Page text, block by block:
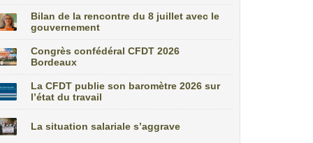
Bilan de la rencontre du 8 juillet avec le
gouvernement
Congrès confédéral CFDT 2026
Bordeaux
La CFDT publie son baromètre 2026 sur
l’état du travail
La situation salariale s’aggrave